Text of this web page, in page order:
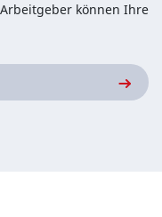
können Ihre